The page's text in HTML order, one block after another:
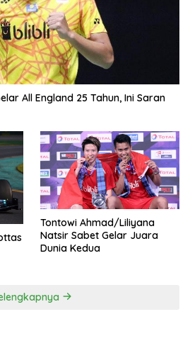
All England 25 Tahun, Ini Saran
Tontowi Ahmad/Liliyana
Natsir Sabet Gelar Juara
Dunia Kedua